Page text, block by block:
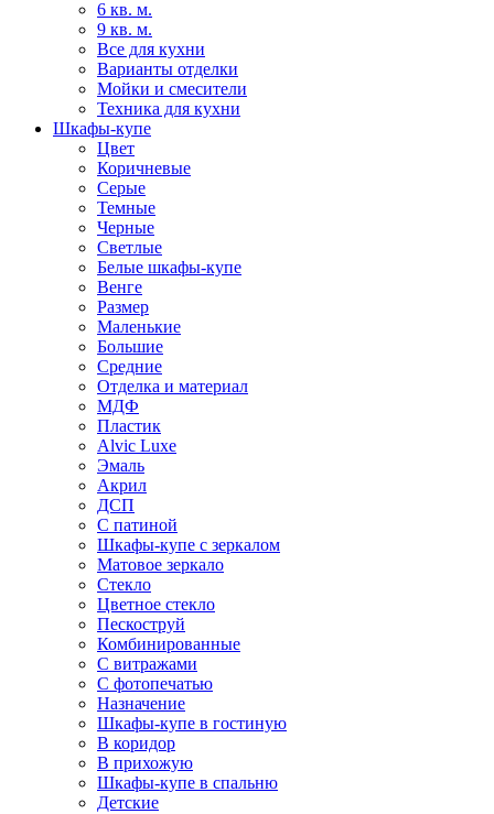
6 кв. м.
9 кв. м.
Все для кухни
Варианты отделки
Мойки и смесители
Техника для кухни
Шкафы-купе
Цвет
Коричневые
Серые
Темные
Черные
Светлые
Белые шкафы-купе
Венге
Размер
Маленькие
Большие
Средние
Отделка и материал
МДФ
Пластик
Alvic Luxe
Эмаль
Акрил
ДСП
С патиной
Шкафы-купе с зеркалом
Матовое зеркало
Стекло
Цветное стекло
Пескоструй
Комбинированные
С витражами
С фотопечатью
Назначение
Шкафы-купе в гостиную
В коридор
В прихожую
Шкафы-купе в спальню
Детские